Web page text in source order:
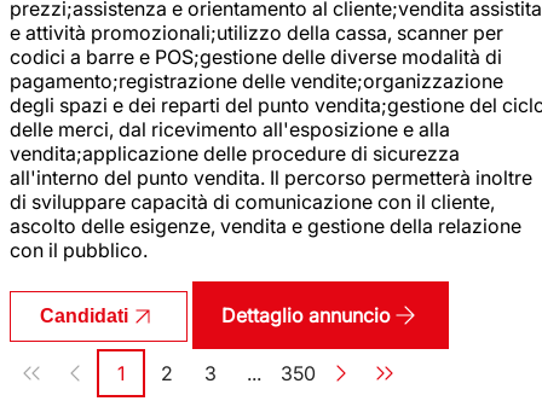
prezzi;assistenza e orientamento al cliente;vendita assistita
e attività promozionali;utilizzo della cassa, scanner per
codici a barre e POS;gestione delle diverse modalità di
pagamento;registrazione delle vendite;organizzazione
degli spazi e dei reparti del punto vendita;gestione del
delle merci, dal ricevimento all'esposizione e alla
vendita;applicazione delle procedure di sicurezza
all'interno del punto vendita. Il percorso permetterà inoltre
di sviluppare capacità di comunicazione con il cliente,
ascolto delle esigenze, vendita e gestione della relazione
con il pubblico.
Candidati Dettaglio annuncio
Paginazione
Pagina
1 Pagina
2 Pagina
3 ... Pagina
350